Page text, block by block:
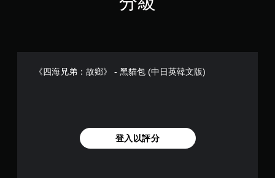
《四海兄弟：故鄉》 - 黑貓包 (中日英韓文版)
登入以評分